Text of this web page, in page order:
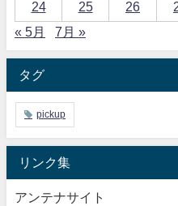
24 25 26
« 5月
7月 »
タグ
pickup
リンク集
アンテナサイト